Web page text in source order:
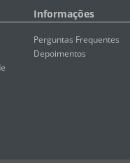
Informações
Perguntas Frequentes
Depoimentos